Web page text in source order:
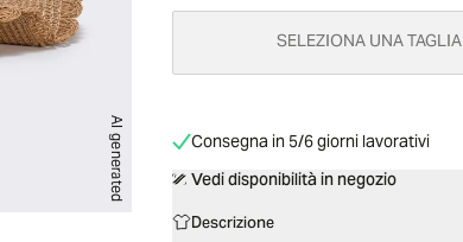
AI generated
SELEZIONA UNA TAGLIA
Consegna in 5/6 giorni lavorativi
Vedi disponibilità in negozio
Descrizione